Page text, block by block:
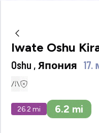
Iwate Oshu
Oshu , Япония
26.2 mi 6.2 mi